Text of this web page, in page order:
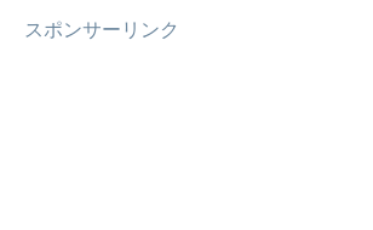
スポンサーリンク